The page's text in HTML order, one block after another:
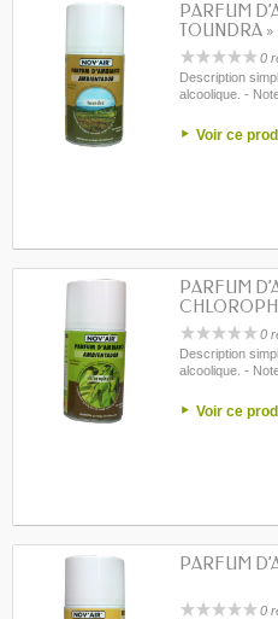
PARFUM
TOUNDRA »
0
Description
alcoolique. -
Voir ce
PARFUM
0
Description
alcoolique. -
Voir ce
PARFUM
0